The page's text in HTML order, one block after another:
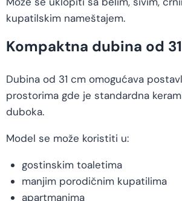
kupatilskim nameštajem.
Kompaktna dubina od
Dubina od 31 cm omogućava
prostorima gde je standardna
duboka.
Model se može koristiti u:
gostinskim toaletima
manjim porodičnim kupatilima
apartmanima